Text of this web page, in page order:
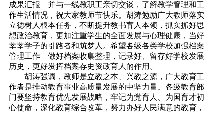
成果汇报，并与一线教职工亲切交谈，了解教学管理和工
作生活情况，祝大家教师节快乐。胡涛勉励广大教师落实
立德树人根本任务，不断提升教书育人本领，抓实抓好思
想政治教育，更加注重学生的全面发展与心理健康，当好
莘莘学子的引路者和筑梦人。希望各级各类学校加强档案
管理工作，做好档案收集整理，记录好、留存好学校发展
历史，更好发挥档案存史资政育人的作用。
胡涛强调，教师是立教之本、兴教之源，广大教育工
作者是推动教育事业高质量发展的中坚力量。各级教育部
门要坚持教育优先发展战略，牢记为党育人、为国育才初
心使命，深化教育综合改革，努力办好人民满意的教育，